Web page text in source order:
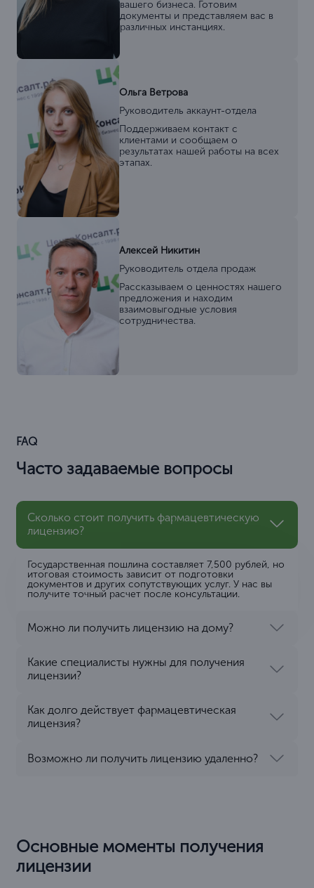
вашего бизнеса. Готовим
документы и представляем вас в
различных инстанциях.
Ольга Ветрова
Руководитель аккаунт-отдела
Поддерживаем контакт с
клиентами и сообщаем о
результатах нашей работы на всех
этапах.
Алексей Никитин
Руководитель отдела продаж
Рассказываем о ценностях нашего
предложения и находим
взаимовыгодные условия
сотрудничества.
FAQ
Часто задаваемые вопросы
Сколько стоит получить фармацевтическую
лицензию?
Государственная пошлина составляет 7,500 рублей, но
итоговая стоимость зависит от подготовки
документов и других сопутствующих услуг. У нас вы
получите точный расчет после консультации.
Можно ли получить лицензию на дому?
Какие специалисты нужны для получения
лицензии?
Как долго действует фармацевтическая
лицензия?
Возможно ли получить лицензию удаленно?
Основные моменты получения
лицензии